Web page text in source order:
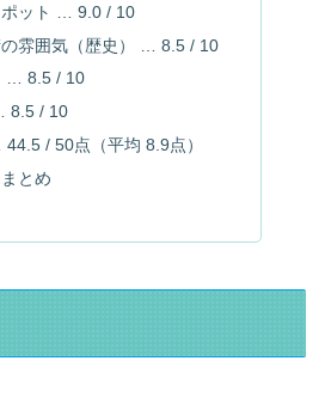
ット … 9.0 / 10
雰囲気（歴史） … 8.5 / 10
… 8.5 / 10
8.5 / 10
/ 50点（平均 8.9点）
とめ